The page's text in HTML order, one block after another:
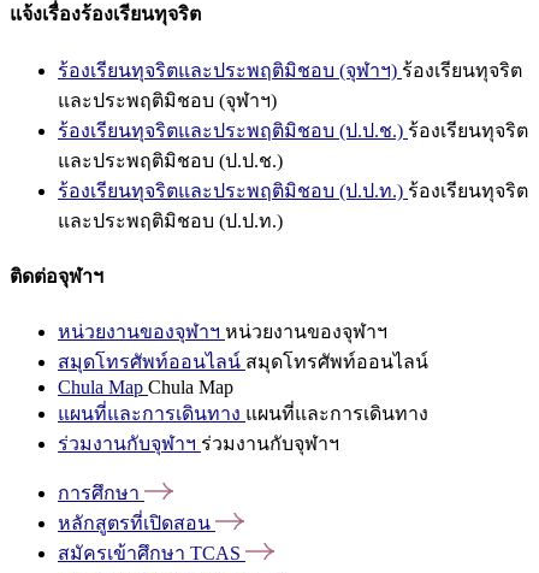
แจ้งเรื่องร้องเรียนทุจริต
ร้องเรียนทุจริตและประพฤติมิชอบ (จุฬาฯ) ร้องเรียนทุจริต
และประพฤติมิชอบ (จุฬาฯ)
ร้องเรียนทุจริตและประพฤติมิชอบ (ป.ป.ช.) ร้องเรียนทุจริต
และประพฤติมิชอบ (ป.ป.ช.)
ร้องเรียนทุจริตและประพฤติมิชอบ (ป.ป.ท.) ร้องเรียนทุจริต
และประพฤติมิชอบ (ป.ป.ท.)
ติดต่อจุฬาฯ
หน่วยงานของจุฬาฯ หน่วยงานของจุฬาฯ
สมุดโทรศัพท์ออนไลน์ สมุดโทรศัพท์ออนไลน์
Chula Map Chula Map
แผนที่และการเดินทาง แผนที่และการเดินทาง
ร่วมงานกับจุฬาฯ ร่วมงานกับจุฬาฯ
การศึกษา
หลักสูตรที่เปิดสอน
สมัครเข้าศึกษา TCAS